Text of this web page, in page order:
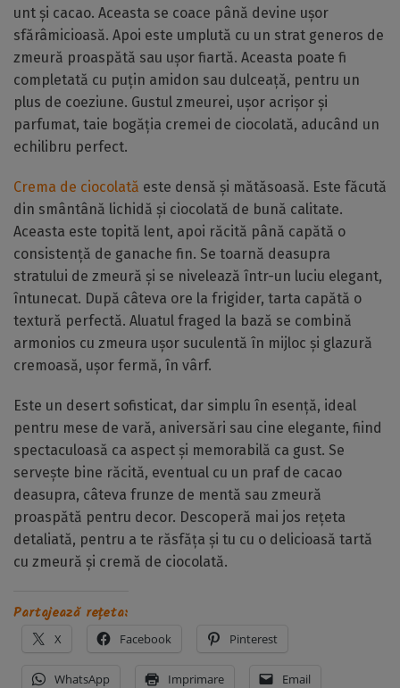
unt și cacao. Aceasta se coace până devine ușor
sfărâmicioasă. Apoi este umplută cu un strat generos de
zmeură proaspătă sau ușor fiartă. Aceasta poate fi
completată cu puțin amidon sau dulceață, pentru un
plus de coeziune. Gustul zmeurei, ușor acrișor și
parfumat, taie bogăția cremei de ciocolată, aducând un
echilibru perfect.
Crema de ciocolată este densă și mătăsoasă. Este făcută
din smântână lichidă și ciocolată de bună calitate.
Aceasta este topită lent, apoi răcită până capătă o
consistență de ganache fin. Se toarnă deasupra
stratului de zmeură și se nivelează într-un luciu elegant,
întunecat. După câteva ore la frigider, tarta capătă o
textură perfectă. Aluatul fraged la bază se combină
armonios cu zmeura ușor suculentă în mijloc și glazură
cremoasă, ușor fermă, în vârf.
Este un desert sofisticat, dar simplu în esență, ideal
pentru mese de vară, aniversări sau cine elegante, fiind
spectaculoasă ca aspect și memorabilă ca gust. Se
servește bine răcită, eventual cu un praf de cacao
deasupra, câteva frunze de mentă sau zmeură
proaspătă pentru decor. Descoperă mai jos rețeta
detaliată, pentru a te răsfăța și tu cu o delicioasă tartă
cu zmeură și cremă de ciocolată.
Partajează rețeta:
X Facebook Pinterest
WhatsApp Imprimare Email